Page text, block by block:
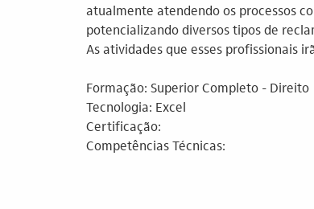
atualmente atendendo os processos
potencializando diversos tipos de
As atividades que esses profissionais
Formação: Superior Completo - Direito
Tecnologia: Excel
Certificação:
Competências Técnicas: